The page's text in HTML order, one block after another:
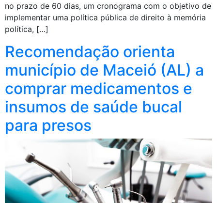
no prazo de 60 dias, um cronograma com o objetivo de
implementar uma política pública de direito à memória
política, […]
Recomendação orienta
município de Maceió (AL) a
comprar medicamentos e
insumos de saúde bucal
para presos